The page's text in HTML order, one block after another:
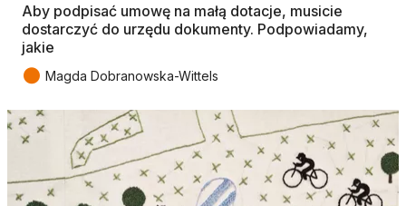
Aby podpisać umowę na małą dotacje, musicie
dostarczyć do urzędu dokumenty. Podpowiadamy,
jakie
● Magda Dobranowska-Wittels